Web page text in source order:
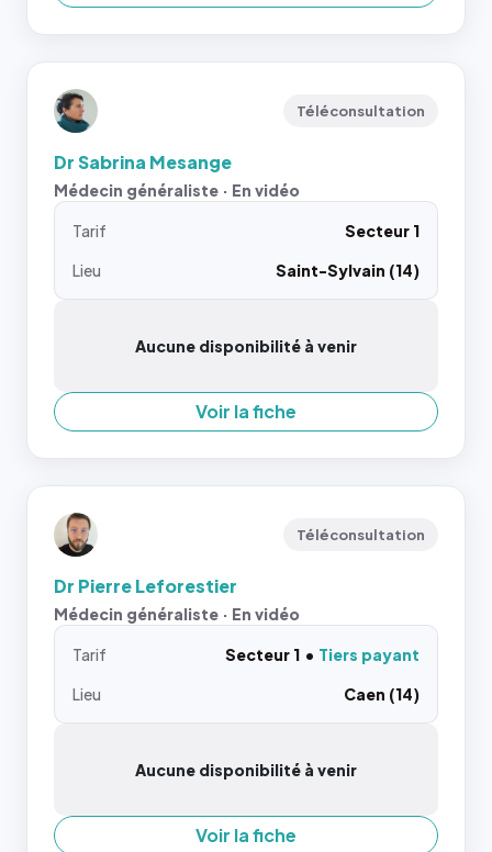
Téléconsultation
Dr Sabrina Mesange
Médecin généraliste · En vidéo
Tarif
Secteur 1
Lieu
Saint-Sylvain (14)
Aucune disponibilité à venir
Voir la fiche
Téléconsultation
Dr Pierre Leforestier
Médecin généraliste · En vidéo
Tarif Secteur 1
Tiers payant
Lieu
Caen (14)
Aucune disponibilité à venir
Voir la fiche